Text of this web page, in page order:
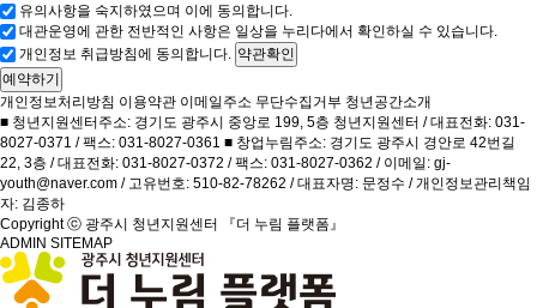
유의사항을 숙지하였으며 이에 동의합니다.
대관운영에 관한 전반적인 사항은 일상을 누리다에서 확인하실 수 있습니다.
개인정보 취급방침에 동의합니다.
약관확인
예약하기
개인정보처리방침 이용약관 이메일주소 무단수집거부 청년공간소개
■ 청년지원센터주소: 경기도 광주시 중앙로 199, 5층 청년지원센터 / 대표전화: 031-
8027-0371 / 팩스: 031-8027-0361 ■ 창업누림주소: 경기도 광주시 경안로 42번길
22, 3층 / 대표전화: 031-8027-0372 / 팩스: 031-8027-0362 / 이메일: gj-
youth@naver.com / 고유번호: 510-82-78262 / 대표자명: 문정수 / 개인정보관리책임
자: 김종하
Copyright ⓒ 광주시 청년지원센터 『더 누림 플랫폼』
ADMIN SITEMAP